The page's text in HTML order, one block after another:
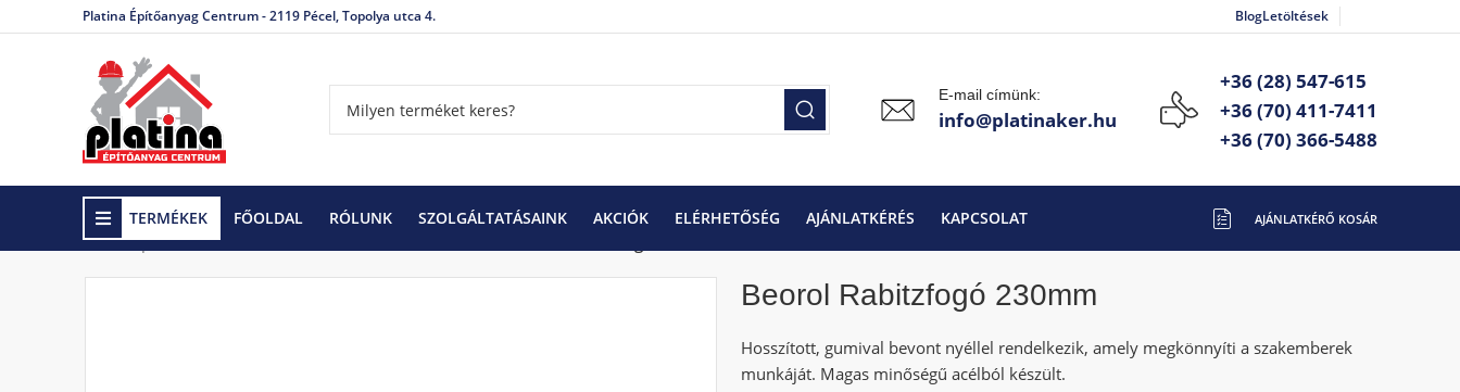
Platina Építőanyag Centrum - 2119 Pécel, Topolya utca 4. BlogLetöltések
E-mail címünk:
info@platinaker.hu
+36 (28) 547-615
+36 (70) 411-7411
+36 (70) 366-5488
TERMÉKEK FŐOLDAL RÓLUNK SZOLGÁLTATÁSAINK AKCIÓK ELÉRHETŐSÉG AJÁNLATKÉRÉS KAPCSOLAT
Kezdőlap Szerszámok és Barkácsáruk
Beorol Rabitzfogó 230mm
Hosszított, gumival bevont nyéllel rendelkezik, amely megkönnyíti a szakemberek
munkáját. Magas minőségű acélból készült.